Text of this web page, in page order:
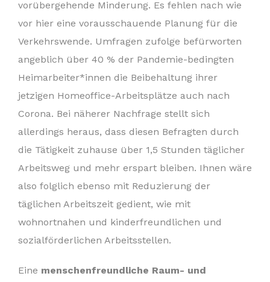
vorübergehende Minderung. Es fehlen nach wie
vor hier eine vorausschauende Planung für die
Verkehrswende. Umfragen zufolge befürworten
angeblich über 40 % der Pandemie-bedingten
Heimarbeiter*innen die Beibehaltung ihrer
jetzigen Homeoffice-Arbeitsplätze auch nach
Corona. Bei näherer Nachfrage stellt sich
allerdings heraus, dass diesen Befragten durch
die Tätigkeit zuhause über 1,5 Stunden täglicher
Arbeitsweg und mehr erspart bleiben. Ihnen wäre
also folglich ebenso mit Reduzierung der
täglichen Arbeitszeit gedient, wie mit
wohnortnahen und kinderfreundlichen und
sozialförderlichen Arbeitsstellen.
Eine menschenfreundliche Raum- und